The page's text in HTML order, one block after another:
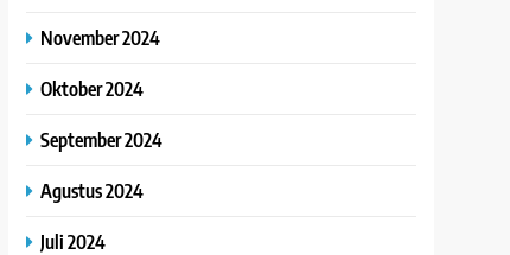
November 2024
Oktober 2024
September 2024
Agustus 2024
Juli 2024